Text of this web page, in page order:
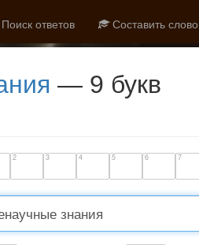
Поиск ответов Составить слово
— 9 букв
2 3 4 5 6 7